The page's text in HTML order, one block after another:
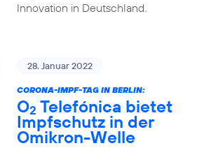
Innovation in Deutschland.
28. Januar 2022
CORONA-IMPF-TAG IN BERLIN:
O2 Telefónica bietet
Impfschutz in der
Omikron-Welle